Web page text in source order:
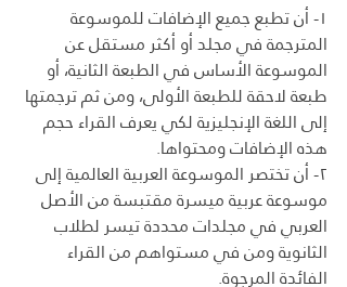
١- أن تطبع جميع الإضافات للموسوعة
المترجمة في مجلد أو أكثر مستقل عن
الموسوعة الأساس في الطبعة الثانية، أو
طبعة لاحقة للطبعة الأولى، ومن ثم ترجمتها
إلى اللغة الإنجليزية لكي يعرف القراء حجم
هذه الإضافات ومحتواها.
٢- أن تختصر الموسوعة العربية العالمية إلى
موسوعة عربية ميسرة مقتبسة من الأصل
العربي في مجلدات محددة تيسر لطلاب
الثانوية ومن في مستواهم من القراء
الفائدة المرجوة.